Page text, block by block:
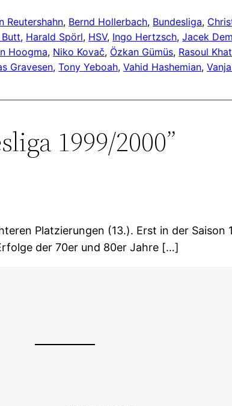
Reutershahn, Bernd Hollerbach, Bundesliga,
, Harald Spörl, HSV, Ingo Hertzsch, Jacek
Hoogma, Niko Kovač, Özkan Gümüs, Rasoul
Gravesen, Tony Yeboah, Vahid Hashemian,
1999/2000”
Platzierungen (13.). Erst in der Saison
der 70er und 80er Jahre […]